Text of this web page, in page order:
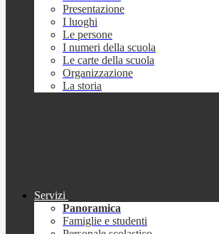
Presentazione
I luoghi
Le persone
I numeri della scuola
Le carte della scuola
Organizzazione
La storia
Servizi
Panoramica
Famiglie e studenti